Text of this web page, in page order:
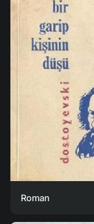
Roman